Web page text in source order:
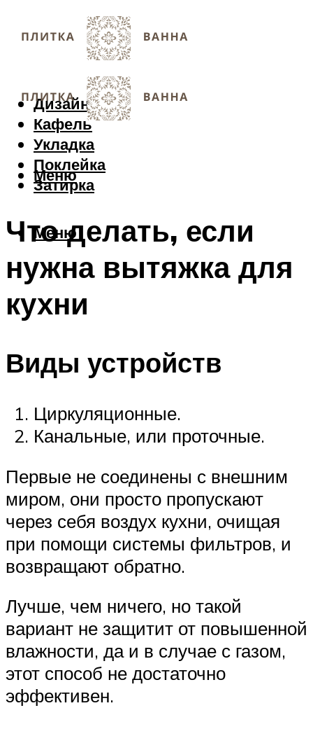
Дизайн
Кафель
Укладка
Поклейка
Затирка
Меню
Меню
Что делать, если
нужна вытяжка для
кухни
Виды устройств
Циркуляционные.
Канальные, или проточные.
Первые не соединены с внешним
миром, они просто пропускают
через себя воздух кухни, очищая
при помощи системы фильтров, и
возвращают обратно.
Лучше, чем ничего, но такой
вариант не защитит от повышенной
влажности, да и в случае с газом,
этот способ не достаточно
эффективен.